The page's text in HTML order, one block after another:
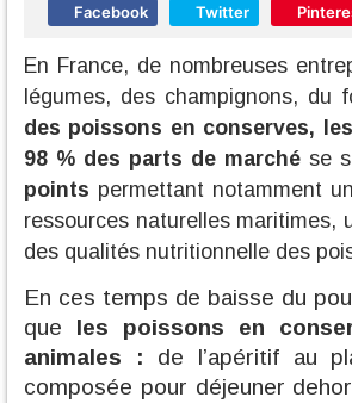
Facebook Twitter
En France, de nombreuses
légumes, des champignons,
des poissons en conserves,
98 % des parts de marché se
points permettant notamment
ressources naturelles maritimes,
des qualités nutritionnelle des
En ces temps de baisse du
que les poissons en
animales : de l’apéritif au
composée pour déjeuner